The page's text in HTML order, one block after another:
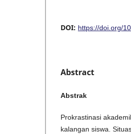
DOI: https://doi.org/
Abstract
Abstrak
Prokrastinasi
kalangan siswa.